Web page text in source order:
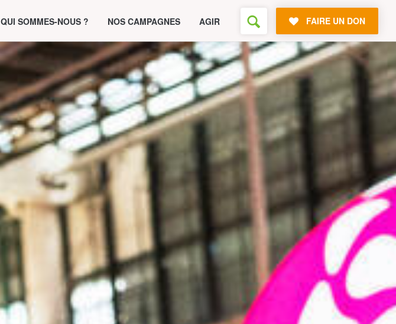
QUI SOMMES-NOUS ? NOS CAMPAGNES AGIR FAIRE UN DON